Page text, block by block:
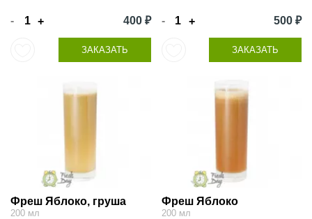
- + 400 ₽
ЗАКАЗАТЬ
- + 500 ₽
ЗАКАЗАТЬ
Фреш Яблоко, груша
200 мл
Фреш Яблоко
200 мл